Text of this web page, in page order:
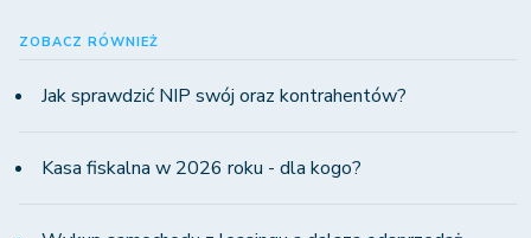
ZOBACZ RÓWNIEŻ
Jak sprawdzić NIP swój oraz kontrahentów?
Kasa fiskalna w 2026 roku - dla kogo?